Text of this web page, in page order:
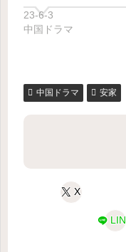
23-6-3
中国ドラマ
中国ドラマ 安家
X